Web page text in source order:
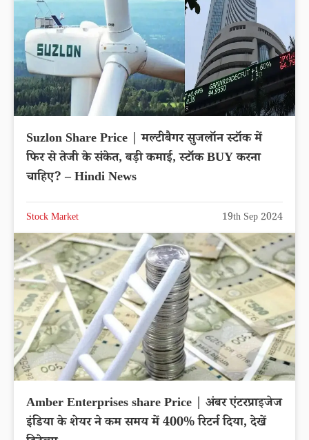
Suzlon Share Price | मल्टीबैगर सुजलॉन स्टॉक में
फिर से तेजी के संकेत, बड़ी कमाई, स्टॉक BUY करना
चाहिए? – Hindi News
Stock Market 19th Sep 2024
Amber Enterprises share Price | अंबर एंटरप्राइजेज
इंडिया के शेयर ने कम समय में 400% रिटर्न दिया, देखें